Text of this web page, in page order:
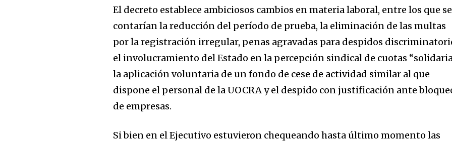
El decreto establece ambiciosos cambios en materia laboral, entre los que se
contarían la reducción del período de prueba, la eliminación de las multas
por la registración irregular, penas agravadas para despidos
el involucramiento del Estado en la percepción sindical de cuotas
la aplicación voluntaria de un fondo de cese de actividad similar al que
dispone el personal de la UOCRA y el despido con justificación ante
de empresas.
Si bien en el Ejecutivo estuvieron chequeando hasta último momento las